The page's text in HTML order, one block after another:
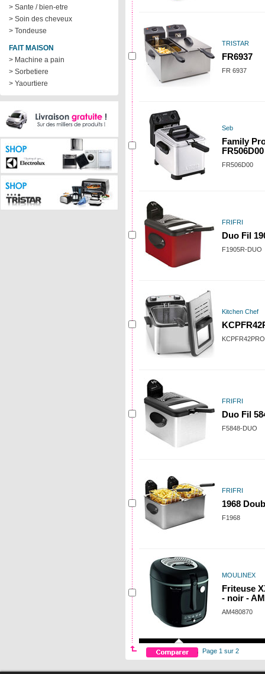
> Sante / bien-etre
> Soin des cheveux
> Tondeuse
FAIT MAISON
> Machine a pain
> Sorbetiere
> Yaourtiere
TRISTAR
FR6937
FR 6937
Seb
Family
FR506D00
FR506D00
FRIFRI
Duo Fil
F1905R-DUO
Kitchen Chef
KCPFR42PRO
FRIFRI
Duo Fil
F5848-DUO
FRIFRI
1968
F1968
MOULINEX
Friteuse
- noir -
AM480870
Page 1 sur 2